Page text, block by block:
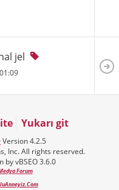
jel
01:09
Yukarı git
Version 4.2.5
Inc. All rights reserved.
by vBSEO 3.6.0
Forum